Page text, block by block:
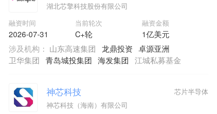
湖北芯擎科技股份有限公司
融资时间
2026-07-31
当前轮次
C+轮
融资金额
1亿美元
涉及机构： 山东高速集团 龙鼎投资 卓源亚洲
卫华集团
青岛城投集团 海发集团 江城私募基金
神芯科技
神芯科技（海南）有限公司
芯片半导体